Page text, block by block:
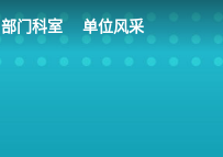
部门科室 单位风采